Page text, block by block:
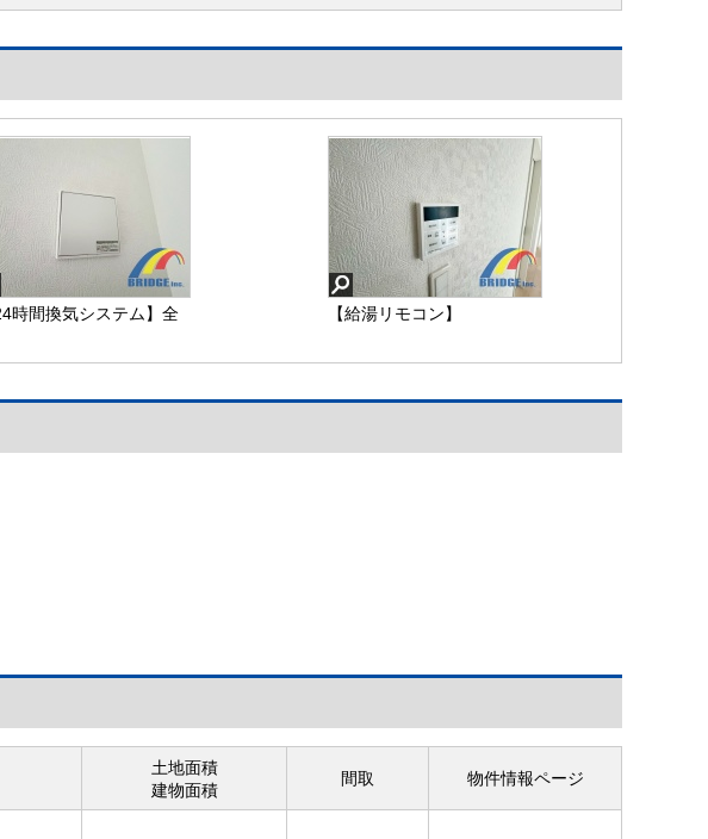
時間換気システム】全
替えもバッチリ
【給湯リモコン】
土地面積
建物面積
間取 物件情報ページ